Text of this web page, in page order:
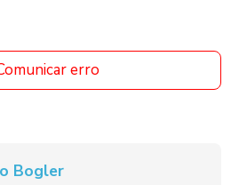
erro
Bogler